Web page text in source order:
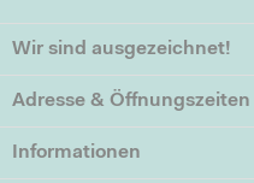
Wir sind ausgezeichnet!
Adresse & Öffnungszeiten
Informationen